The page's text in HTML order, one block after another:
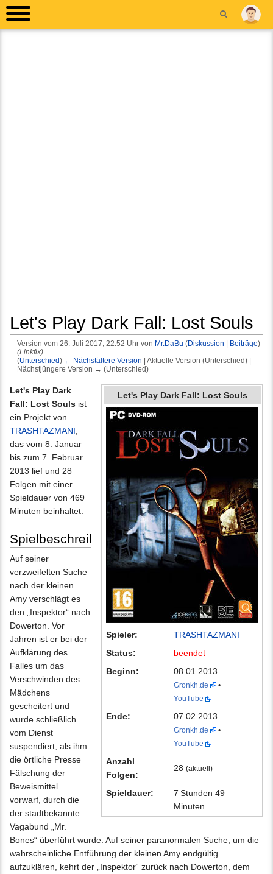
Let's Play Dark Fall: Lost Souls
Version vom 26. Juli 2017, 22:52 Uhr von Mr.DaBu (Diskussion Beiträge)
(Linkfix)
(Unterschied) ← Nächstältere Version | Aktuelle Version (Unterschied) |
Nächstjüngere Version → (Unterschied)
Let's Play Dark Fall: Lost Souls
Spieler:
TRASHTAZMANI
Status:
beendet
Beginn:
08.01.2013
Gronkh.de
•
YouTube
Ende: 07.02.2013
Gronkh.de
•
YouTube
Anzahl
Folgen:
28 (aktuell)
Spieldauer:
7 Stunden 49
Minuten
Let's Play Dark
Fall: Lost Souls ist
ein Projekt von
TRASHTAZMANI
das vom 8. Januar
bis zum 7. Februar
2013 lief und 28
Folgen mit einer
Spieldauer von 469
Minuten beinhaltet.
Spielbeschreibung
Auf seiner
verzweifelten Suche
nach der kleinen
Amy verschlägt es
den „Inspektor“ nach
Dowerton. Vor
Jahren ist er bei der
Aufklärung des
Falles um das
Verschwinden des
Mädchens
gescheitert und
wurde schließlich
vom Dienst
suspendiert, als ihm
die örtliche Presse
Fälschung der
Beweismittel
vorwarf, durch die
der stadtbekannte
Vagabund „Mr.
Bones“ überführt wurde. Auf seiner paranormalen Suche, um die
wahrscheinliche Entführung der kleinen Amy endgültig
aufzuklären, kehrt der „Inspektor“ zurück nach Dowerton, dem